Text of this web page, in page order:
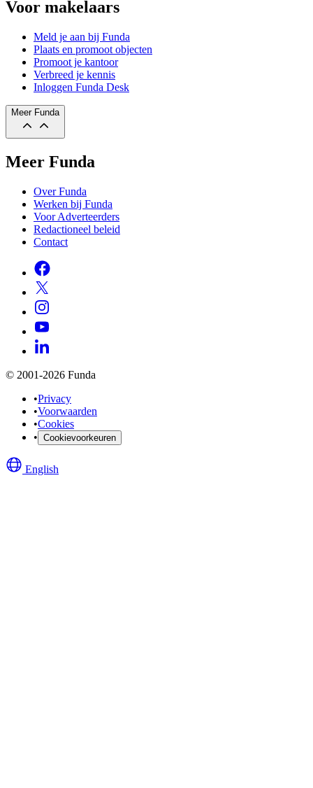
Voor makelaars
Meld je aan bij Funda
Plaats en promoot objecten
Promoot je kantoor
Verbreed je kennis
Inloggen Funda Desk
Meer Funda
Meer Funda
Over Funda
Werken bij Funda
Voor Adverteerders
Redactioneel beleid
Contact
© 2001-2026 Funda
•Privacy
•Voorwaarden
•Cookies
• Cookievoorkeuren
English